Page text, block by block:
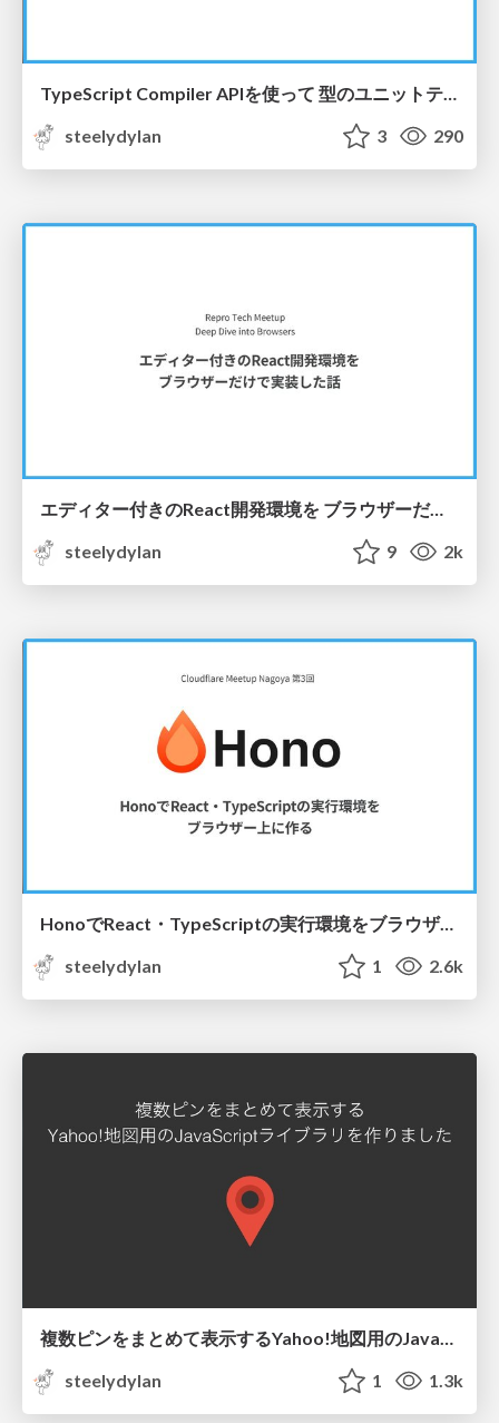
TypeScript Compiler APIを使って 型のユニットテストをブラウザーで動かす
steelydylan
3 290
エディター付きのReact開発環境を ブラウザーだけで実装した話
steelydylan
9 2k
HonoでReact・TypeScriptの実行環境をブラウザー上に作る
steelydylan
1 2.6k
複数ピンをまとめて表示するYahoo!地図用のJavaScriptライブラリをつくりま作りました
steelydylan
1 1.3k